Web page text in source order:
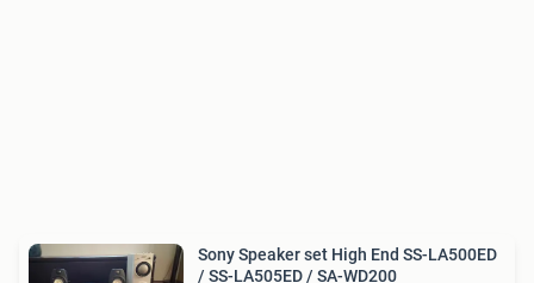
Sony Speaker set High End SS-LA500ED
/ SS-LA505ED / SA-WD200